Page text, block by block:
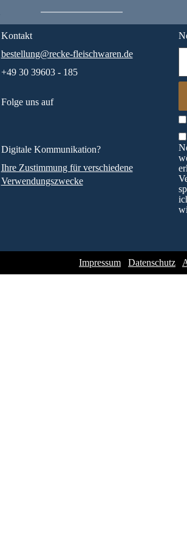
Kontakt
bestellung@recke-fleischwaren.de
+49 30 39603 - 185
Folge uns auf
Digitale Kommunikation?
Ihre Zustimmung für verschiedene
Verwendungszwecke
Impressum Datenschutz